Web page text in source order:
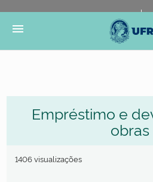
Portal do Governo Brasileiro
Governo
menu
Empréstimo e
obras
1406 visualizações